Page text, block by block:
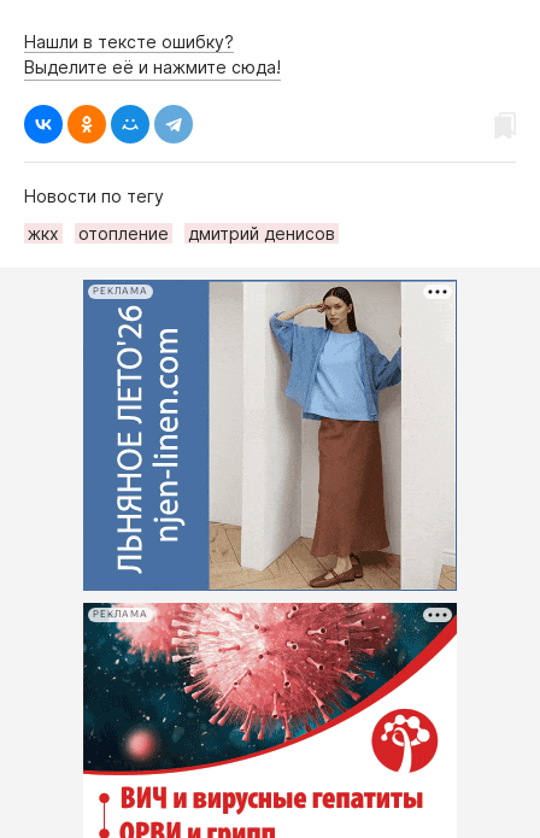
Нашли в тексте ошибку?
Выделите её и нажмите сюда!
Новости по тегу
жкх
отопление дмитрий денисов
РЕКЛАМА
РЕКЛАМА